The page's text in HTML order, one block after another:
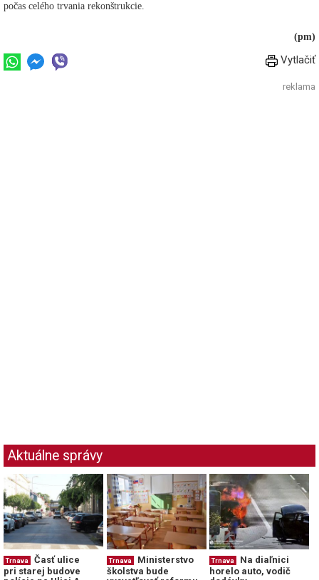
počas celého trvania rekonštrukcie.
(pm)
Vytlačiť
reklama
Aktuálne správy
Trnava
Časť ulice
pri starej budove
Trnava
Ministerstvo
školstva bude
Trnava
Na diaľnici
horelo auto, vodič